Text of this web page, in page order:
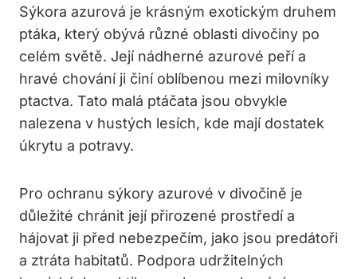
Sýkora azurová je krásným exotickým druhem
ptáka, který obývá různé oblasti divočiny po
celém světě. Její nádherné azurové peří a
hravé chování ji činí oblíbenou mezi milovníky
ptactva. Tato malá ptáčata jsou obvykle
nalezena v hustých lesích, kde mají dostatek
úkrytu a potravy.
Pro ochranu sýkory azurové v divočině je
důležité chránit její přirozené prostředí a
hájovat ji před nebezpečím, jako jsou predátoři
a ztráta habitatů. Podpora udržitelných